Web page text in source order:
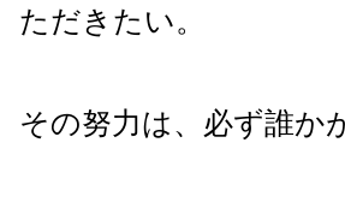
ただきたい。
その努力は、必ず誰か